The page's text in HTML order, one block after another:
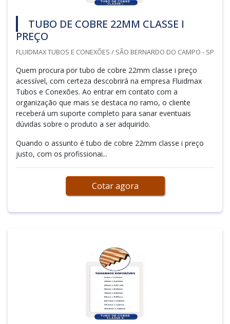
TUBO DE COBRE 22MM CLASSE I
PREÇO
FLUIDMAX TUBOS E CONEXÕES / SÃO BERNARDO DO CAMPO - SP
Quem procura por tubo de cobre 22mm classe i preço
acessível, com certeza descobrirá na empresa Fluidmax
Tubos e Conexões. Ao entrar em contato com a
organização que mais se destaca no ramo, o cliente
receberá um suporte completo para sanar eventuais
dúvidas sobre o produto a ser adquirido.
Quando o assunto é tubo de cobre 22mm classe i preço
justo, com os profissionai...
Cotar agora